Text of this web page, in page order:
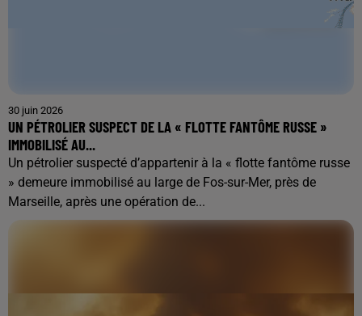
30 juin 2026
UN PÉTROLIER SUSPECT DE LA « FLOTTE FANTÔME RUSSE »
IMMOBILISÉ AU...
Un pétrolier suspecté d’appartenir à la « flotte fantôme russe
» demeure immobilisé au large de Fos-sur-Mer, près de
Marseille, après une opération de...